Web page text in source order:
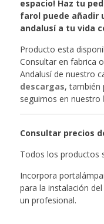
espacio! Haz tu
farol puede añadir
andalusí a tu vida
Producto esta
Consultar en fabrica
Andalusí de nuestro
descargas, también
seguirnos en nuestro
Consultar precios
Todos los productos
Incorpora
para la instalación
un profesional.